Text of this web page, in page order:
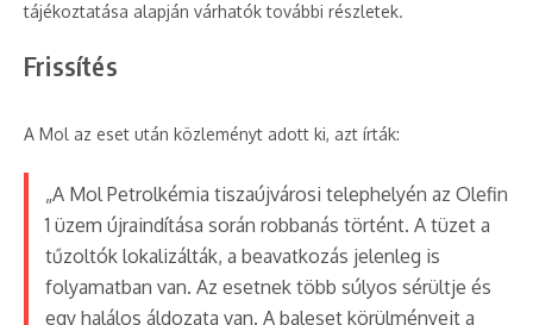
tájékoztatása alapján várhatók további részletek.
Frissítés
A Mol az eset után közleményt adott ki, azt írták:
„A Mol Petrolkémia tiszaújvárosi telephelyén az Olefin
1 üzem újraindítása során robbanás történt. A tüzet a
tűzoltók lokalizálták, a beavatkozás jelenleg is
folyamatban van. Az esetnek több súlyos sérültje és
egy halálos áldozata van. A baleset körülményeit a